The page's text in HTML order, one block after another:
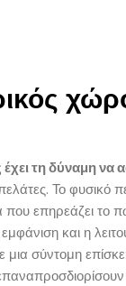
τη δύναμη να
Το φυσικό
που επηρεάζει το
και η
σύντομη